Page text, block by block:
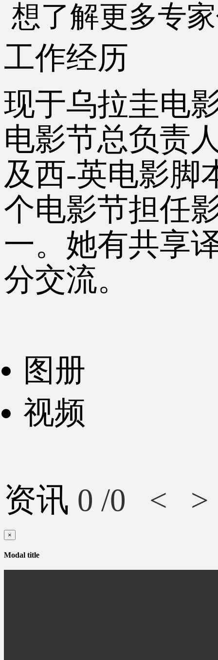
想了解更多专
工作经历
现于乌拉圭电
电影节总负责
及西-英电影脚
个电影节担任
一。她有共享
分交流。
图册
视频
资讯 0 /0 < >
×
Modal title